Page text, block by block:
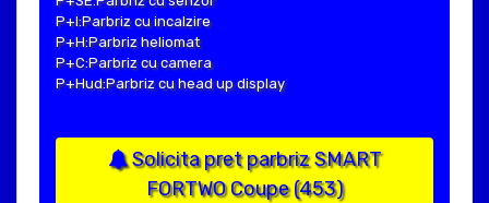
P+I:Parbriz cu incalzire
P+H:Parbriz heliomat
P+C:Parbriz cu camera
P+Hud:Parbriz cu head up display
Solicita pret parbriz SMART
FORTWO Coupe (453)